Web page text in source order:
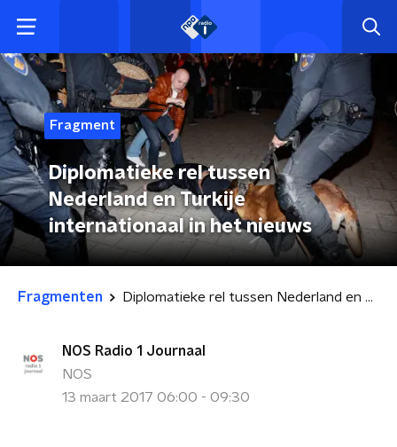
Fragment
Diplomatieke rel tussen
Nederland en Turkije
internationaal in het nieuws
Fragmenten Diplomatieke rel tussen Nederland en Turkije internationaal in het nieuws
NOS Radio 1 Journaal
NOS
13 maart 2017 06:00 - 09:30